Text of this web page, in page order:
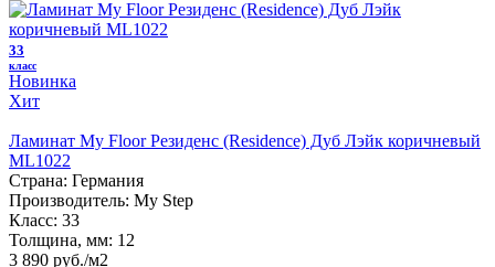
33
класс
Новинка
Хит
Ламинат My Floor Резиденс (Residence) Дуб Лэйк коричневый
ML1022
Страна: Германия
Производитель: My Step
Класс: 33
Толщина, мм: 12
3 890 руб./м2